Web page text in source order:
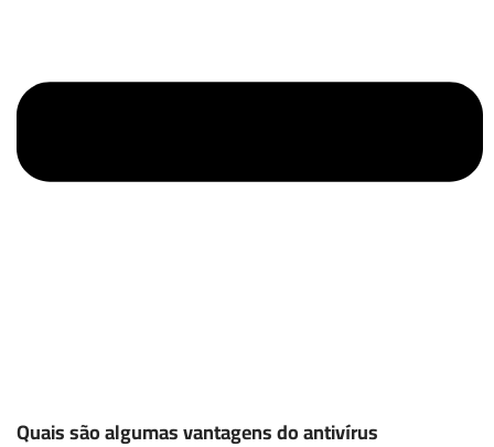
Quais são algumas vantagens do antivírus